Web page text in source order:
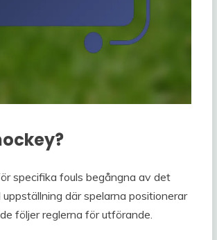
specifika fouls begångna av det
där spelarna positionerar
följer reglerna för utförande.